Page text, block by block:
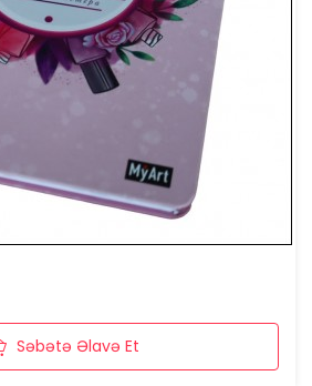
Səbətə Əlavə Et